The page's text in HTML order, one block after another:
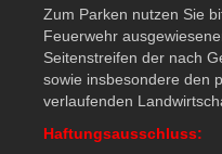
Zum Parken nutzen Sie
Feuerwehr
Seitenstreifen der nach
sowie insbesondere den
verlaufenden
Haftungsausschluss: